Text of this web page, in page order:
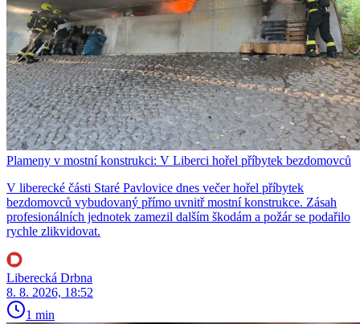
Plameny v mostní konstrukci: V Liberci hořel příbytek bezdomovců
V liberecké části Staré Pavlovice dnes večer hořel příbytek
bezdomovců vybudovaný přímo uvnitř mostní konstrukce. Zásah
profesionálních jednotek zamezil dalším škodám a požár se podařilo
rychle zlikvidovat.
Liberecká Drbna
8. 8. 2026, 18:52
1 min